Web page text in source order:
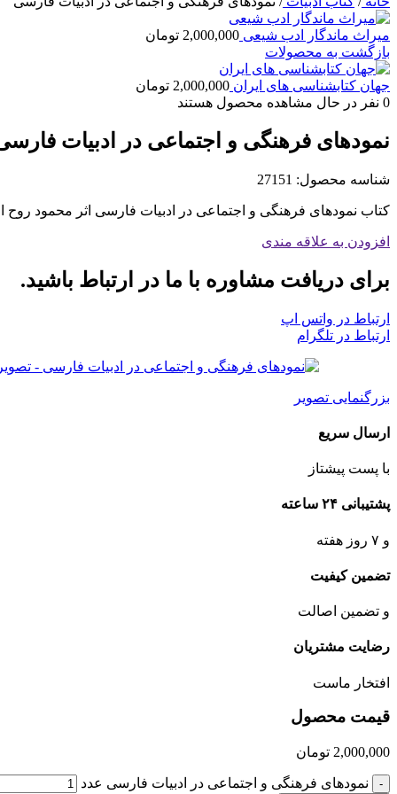
میراث ماندگار ادب شیعی 2,000,000 تومان
بازگشت به محصولات
جهان کتابشناسی های ایران 2,000,000 تومان
0 نفر در حال مشاهده محصول هستند
نمودهای فرهنگی و اجتماعی در ادبیات
شناسه محصول: 27151
کتاب نمودهای فرهنگی و اجتماعی در ادبیات فارسی اثر محمود روح
افزودن به علاقه مندی
برای دریافت مشاوره با ما در ارتباط باشید.
ارتباط در واتس اپ
ارتباط در تلگرام
بزرگنمایی تصویر
ارسال سریع
با پست پیشتاز
پشتیبانی ۲۴ ساعته
و ۷ روز هفته
تضمین کیفیت
و تضمین اصالت
رضایت مشتریان
افتخار ماست
قیمت محصول
2,000,000 تومان
- نمودهای فرهنگی و اجتماعی در ادبیات فارسی عدد